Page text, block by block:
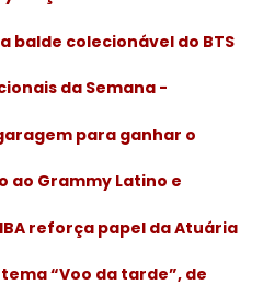
balde colecionável do BTS
da Semana -
para ganhar o
ao Grammy Latino e
reforça papel da Atuária
“Voo da tarde”, de